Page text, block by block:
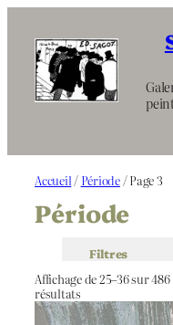
contenu
Accueil / Période/ Page 3
Période
Filtres
Affichage de 25–36 sur 486
résultats